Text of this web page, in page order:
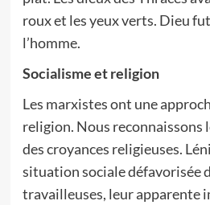
roux et les yeux verts. Dieu
l’homme.
Socialisme et religion
Les marxistes ont une
religion. Nous reconnaissons
des croyances religieuses.
situation sociale défavorisée
travailleuses, leur apparente